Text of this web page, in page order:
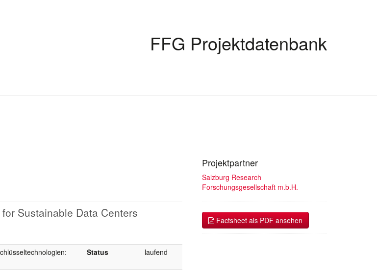
FFG Projektdatenbank
Sustainable Data Centers
Status laufend
Projektpartner
Salzburg Research
Forschungsgesellschaft m.b.H.
Factsheet als PDF ansehen